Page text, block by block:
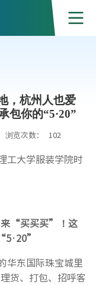
，杭州人也爱
包你的“5·20”
浏览次数： 102
工大学服装学院时
来“买买买”！这
华东国际珠宝城里
货、打包、招呼客